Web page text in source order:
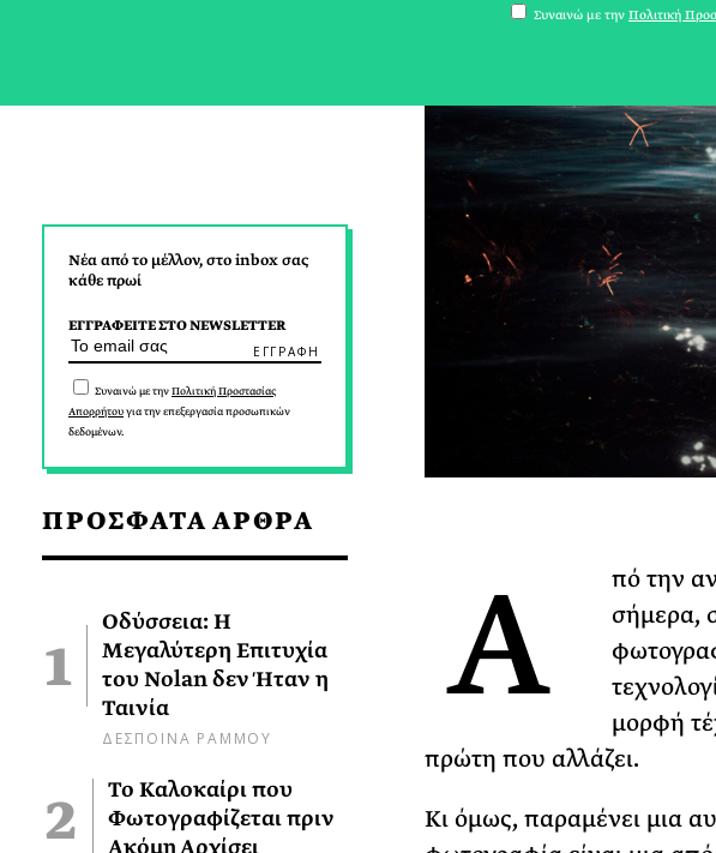
Νέα από το μέλλον, στο inbox σας
κάθε πρωί
ΕΓΓΡΑΦΕΙΤΕ ΣΤΟ NEWSLETTER
Συναινώ με τηνΠολιτική Προστασίας
Απορρήτουγια την επεξεργασία προσωπικών
δεδομένων.
ΠΡΟΣΦΑΤΑ ΑΡΘΡΑ
Οδύσσεια: Η
Μεγαλύτερη Επιτυχία
του Nolan δεν Ήταν η
Ταινία
ΔΕΣΠΟΙΝΑ ΡΑΜΜΟΥ
Το Καλοκαίρι που
Φωτογραφίζεται πριν
A
πό την
σήμερα,
μορφή
πρώτη που αλλάζει.
Κι όμως, παραμένει μια
Συναινώ με την Πολιτική